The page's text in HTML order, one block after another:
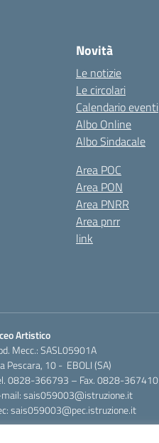
Novità
Le notizie
Le circolari
Calendario eventi
Albo Online
Albo Sindacale
Area POC
Area PON
Area PNRR
Area pnrr
link
Artistico
Mecc.: SASL05901A
Pescara, 10 - EBOLI (SA)
0828-366793 – Fax. 0828-367410
sais059003@istruzione.it
sais059003@pec.istruzione.it